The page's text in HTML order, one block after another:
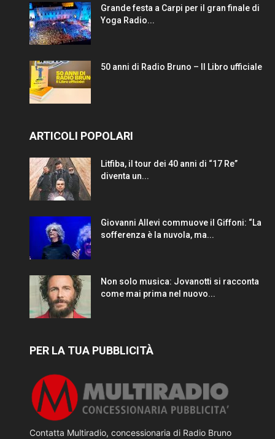
Grande festa a Carpi per il gran finale di
Yoga Radio...
50 anni di Radio Bruno – Il Libro ufficiale
ARTICOLI POPOLARI
Litfiba, il tour dei 40 anni di “17 Re”
diventa un...
Giovanni Allevi commuove il Giffoni: “La
sofferenza è la nuvola, ma...
Non solo musica: Jovanotti si racconta
come mai prima nel nuovo...
PER LA TUA PUBBLICITÀ
Contatta Multiradio, concessionaria di Radio Bruno